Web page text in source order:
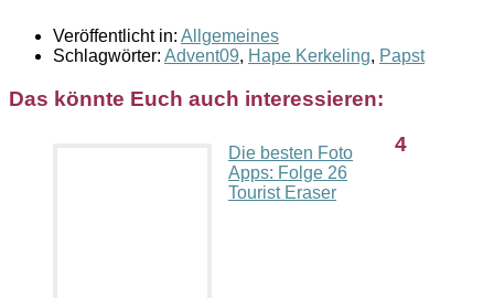
Veröffentlicht in: Allgemeines
Schlagwörter: Advent09, Hape Kerkeling, Papst
Das könnte Euch auch interessieren:
Die besten Foto
Apps: Folge 26
Tourist Eraser
4